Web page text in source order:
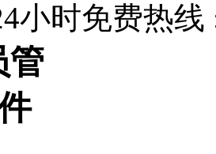
小时免费热线